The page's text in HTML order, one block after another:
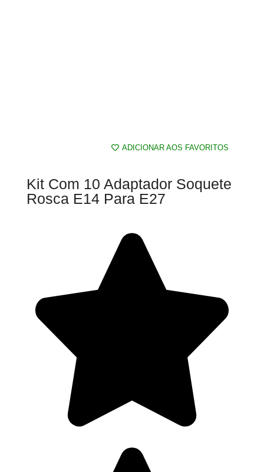
ADICIONAR AOS FAVORITOS
Kit Com 10 Adaptador Soquete
Rosca E14 Para E27